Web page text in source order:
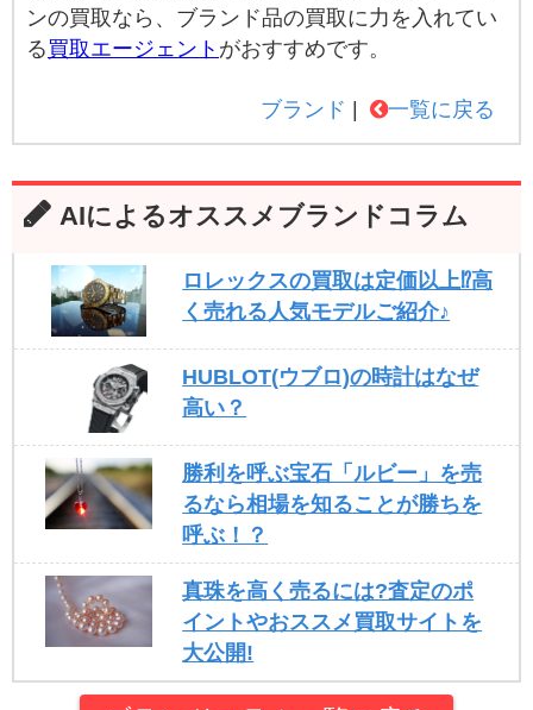
ンの買取なら、ブランド品の買取に力を入れてい
る買取エージェント がおすすめです。
ブランド 一覧に戻る
AIによるオススメブランドコラム
ロレックスの買取は定価以上⁉高
く売れる人気モデルご紹介♪
HUBLOT(ウブロ)の時計はなぜ
高い？
勝利を呼ぶ宝石「ルビー」を売
るなら相場を知ることが勝ちを
呼ぶ！？
真珠を高く売るには?査定のポ
イントやおススメ買取サイトを
大公開!